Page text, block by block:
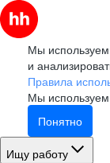
Мы
и
Правила
Мы
Понятно
Ищу работу